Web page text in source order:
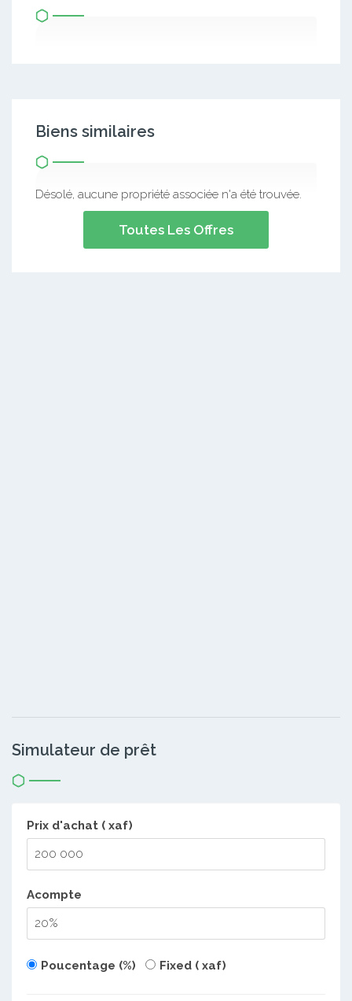
Biens similaires
Désolé, aucune propriété associée n'a été trouvée.
Toutes Les Offres
Simulateur de prêt
Prix d'achat ( xaf)
Acompte
Poucentage (%) Fixed ( xaf)